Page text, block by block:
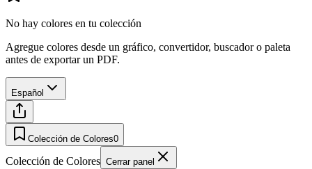
No hay colores en tu colección
Agregue colores desde un gráfico, convertidor, buscador o paleta
antes de exportar un PDF.
Español
Colección de Colores0
Colección de Colores Cerrar panel